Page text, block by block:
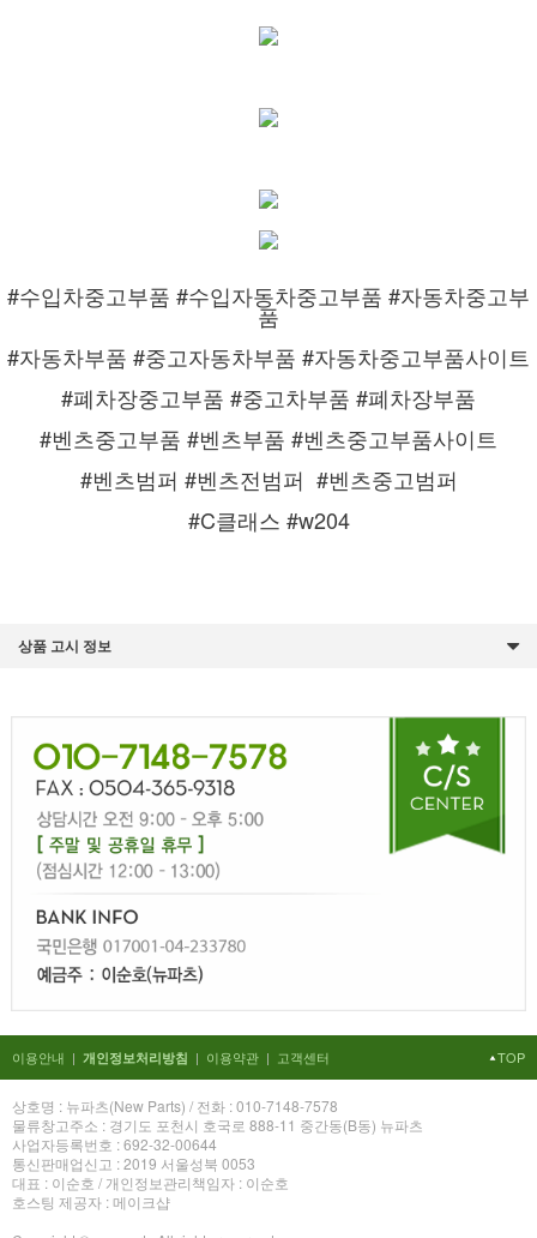
#수입차중고부품 #수입자동차중고부품 #자동차중고부
품
#자동차부품 #중고자동차부품 #자동차중고부품사이트
#폐차장중고부품 #중고차부품 #폐차장부품
#벤츠중고부품 #벤츠부품 #벤츠중고부품사이트
#벤츠범퍼 #벤츠전범퍼 #벤츠중고범퍼
#C클래스 #w204
상품 고시 정보
이용안내 | 개인정보처리방침 | 이용약관 | 고객센터 TOP
상호명 : 뉴파츠(New Parts) / 전화 : 010-7148-7578
물류창고주소 : 경기도 포천시 호국로 888-11 중간동(B동) 뉴파츠
사업자등록번호 : 692-32-00644
통신판매업신고 : 2019 서울성북 0053
대표 : 이순호 / 개인정보관리책임자 : 이순호
호스팅 제공자 : 메이크샵